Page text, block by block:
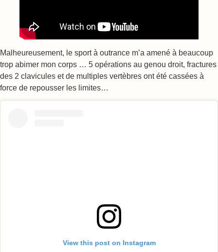
Malheureusement, le sport à outrance m’a amené à beaucoup
trop abimer mon corps … 5 opérations au genou droit, fractures
des 2 clavicules et de multiples vertèbres ont été cassées à
force de repousser les limites…
View this post on Instagram